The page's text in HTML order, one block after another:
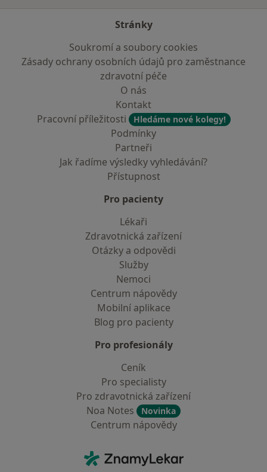
Stránky
Soukromí a soubory cookies
Zásady ochrany osobních údajů pro zaměstnance
zdravotní péče
O nás
Kontakt
Pracovní příležitosti
Hledáme nové kolegy!
Podmínky
Partneři
Jak řadíme výsledky vyhledávání?
Přístupnost
Pro pacienty
Lékaři
Zdravotnická zařízení
Otázky a odpovědi
Služby
Nemoci
Centrum nápovědy
Mobilní aplikace
Blog pro pacienty
Pro profesionály
Ceník
Pro specialisty
Pro zdravotnická zařízení
Noa Notes
Novinka
Centrum nápovědy
ZnamyLekar - Hlavní stránka